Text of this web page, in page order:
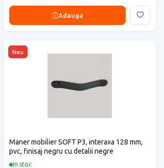
Adauga
Nou
In stoc
Maner mobilier SOFT P3, interaxa 128 mm,
pvc, finisaj negru cu detalii negre